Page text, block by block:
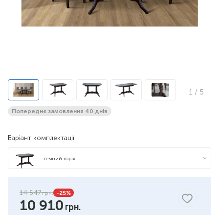
1 / 5
Попереднє замовлення 40 днів
Варіант комплектації:
темний горіх
слонова кістка
14 547 -25%
10 910